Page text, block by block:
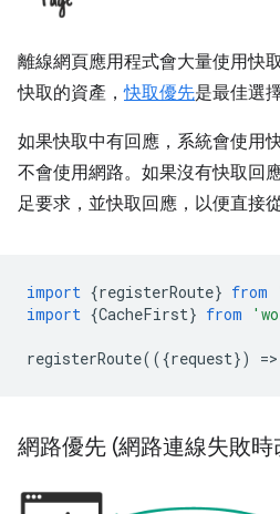
離線網頁應用程式會大量使用快
快取的資產，快取優先是最佳選擇
如果快取中有回應，系統會使用
不會使用網路。如果沒有快取回
足要求，並快取回應，以便直接
import {registerRoute} from
import {CacheFirst} from
registerRoute(({request}) =>
網路優先 (網路連線失敗時